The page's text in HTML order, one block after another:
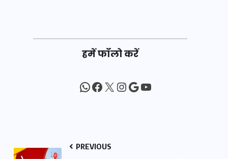
हमें फॉलो करें
WhatsApp
Facebook
X Instagram
Google
YouTube
PREVIOUS